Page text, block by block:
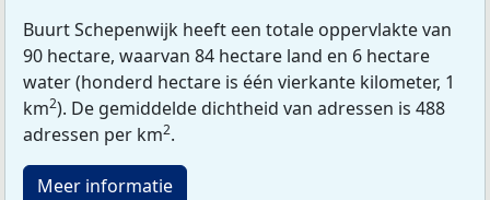
Buurt Schepenwijk heeft een totale oppervlakte van
90 hectare, waarvan 84 hectare land en 6 hectare
water (honderd hectare is één vierkante kilometer, 1
km2). De gemiddelde dichtheid van adressen is 488
adressen per km2.
Meer informatie